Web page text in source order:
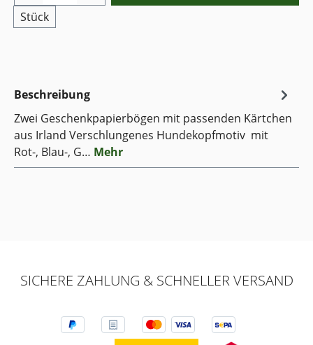
Stück
Beschreibung
Zwei Geschenkpapierbögen mit passenden Kärtchen
aus Irland Verschlungenes Hundekopfmotiv mit
Rot-, Blau-, G… Mehr
SICHERE ZAHLUNG & SCHNELLER VERSAND